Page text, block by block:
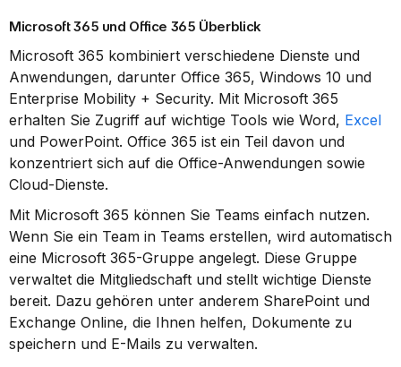
Microsoft 365 und Office 365 Überblick
Microsoft 365 kombiniert verschiedene Dienste und
Anwendungen, darunter Office 365, Windows 10 und
Enterprise Mobility + Security. Mit Microsoft 365
erhalten Sie Zugriff auf wichtige Tools wie Word, Excel
und PowerPoint. Office 365 ist ein Teil davon und
konzentriert sich auf die Office-Anwendungen sowie
Cloud-Dienste.
Mit Microsoft 365 können Sie Teams einfach nutzen.
Wenn Sie ein Team in Teams erstellen, wird automatisch
eine Microsoft 365-Gruppe angelegt. Diese Gruppe
verwaltet die Mitgliedschaft und stellt wichtige Dienste
bereit. Dazu gehören unter anderem SharePoint und
Exchange Online, die Ihnen helfen, Dokumente zu
speichern und E-Mails zu verwalten.